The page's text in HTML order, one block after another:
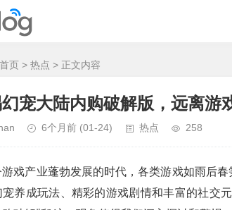
首页 > 热点 > 正文内容
宠大陆内购破解版，远离游
6个月前 (01-24) 热点 258
戏产业蓬勃发展的时代，各类游戏如雨后
宠养成玩法、精彩的游戏剧情和丰富的社交